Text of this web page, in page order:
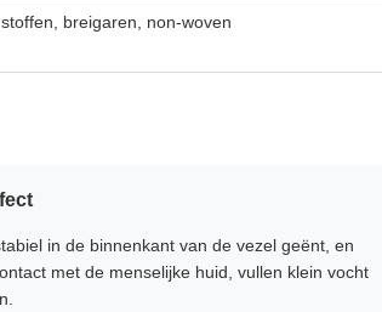
breigaren, non-woven
in de binnenkant van de vezel geënt, en
met de menselijke huid, vullen klein vocht